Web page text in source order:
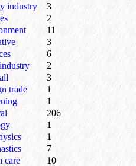
industry
3
2
11
3
6
2
3
trade
1
1
206
1
1
7
care
10